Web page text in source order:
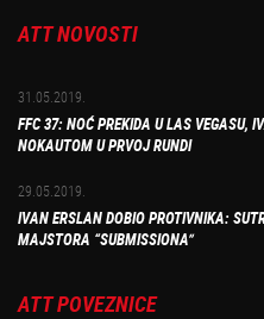
ATT NOVOSTI
31.05.2019.
FFC 37: NOĆ PREKIDA U LAS VEGASU,
NOKAUTOM U PRVOJ RUNDI
29.05.2019.
IVAN ERSLAN DOBIO PROTIVNIKA:
MAJSTORA “SUBMISSIONA”
ATT POVEZNICE